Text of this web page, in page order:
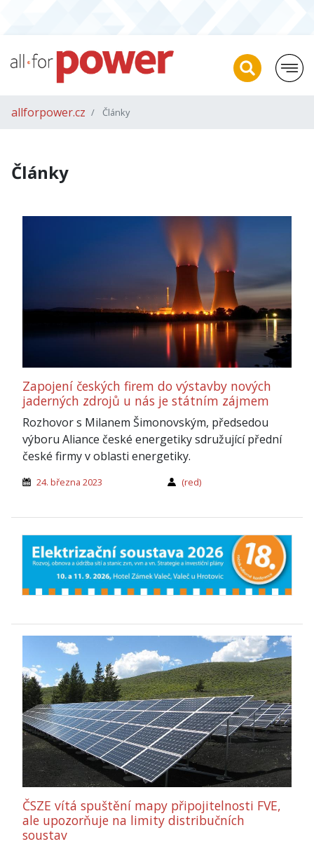
allforpower.cz Články
Články
Zapojení českých firem do výstavby nových
jaderných zdrojů u nás je státním zájmem
Rozhovor s Milanem Šimonovským, předsedou
výboru Aliance české energetiky sdružující přední
české firmy v oblasti energetiky.
24. března 2023 (red)
ČSZE vítá spuštění mapy připojitelnosti FVE,
ale upozorňuje na limity distribučních
soustav